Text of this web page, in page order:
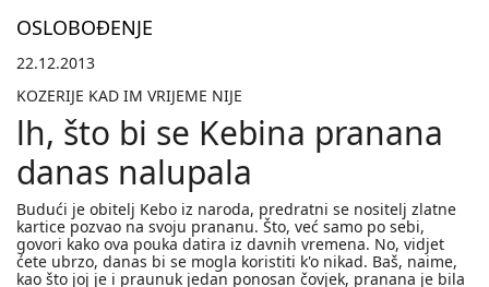
OSLOBOĐENJE
22.12.2013
KOZERIJE KAD IM VRIJEME NIJE
lh, što bi se Kebina pranana
danas nalupala
Budući je obitelj Kebo iz naroda, predratni se nositelj zlatne
kartice pozvao na svoju prananu. Što, već samo po sebi,
govori kako ova pouka datira iz davnih vremena. No, vidjet
ćete ubrzo, danas bi se mogla koristiti k'o nikad. Baš, naime,
kao što joj je i praunuk jedan ponosan čovjek, pranana je bila